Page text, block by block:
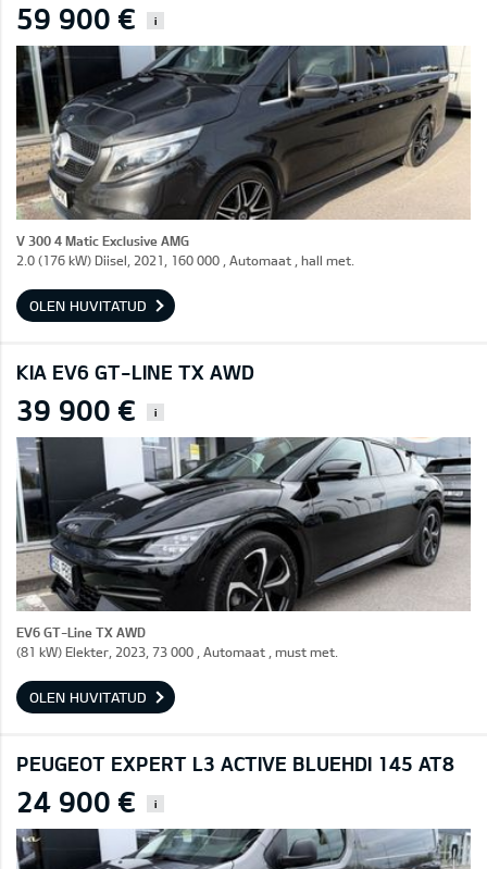
59 900 € i
V 300 4 Matic Exclusive AMG
2.0 (176 kW) Diisel, 2021, 160 000 , Automaat , hall met.
OLEN HUVITATUD
KIA EV6 GT-LINE TX AWD
39 900 € i
EV6 GT-Line TX AWD
(81 kW) Elekter, 2023, 73 000 , Automaat , must met.
OLEN HUVITATUD
PEUGEOT EXPERT L3 ACTIVE BLUEHDI 145 AT8
24 900 € i